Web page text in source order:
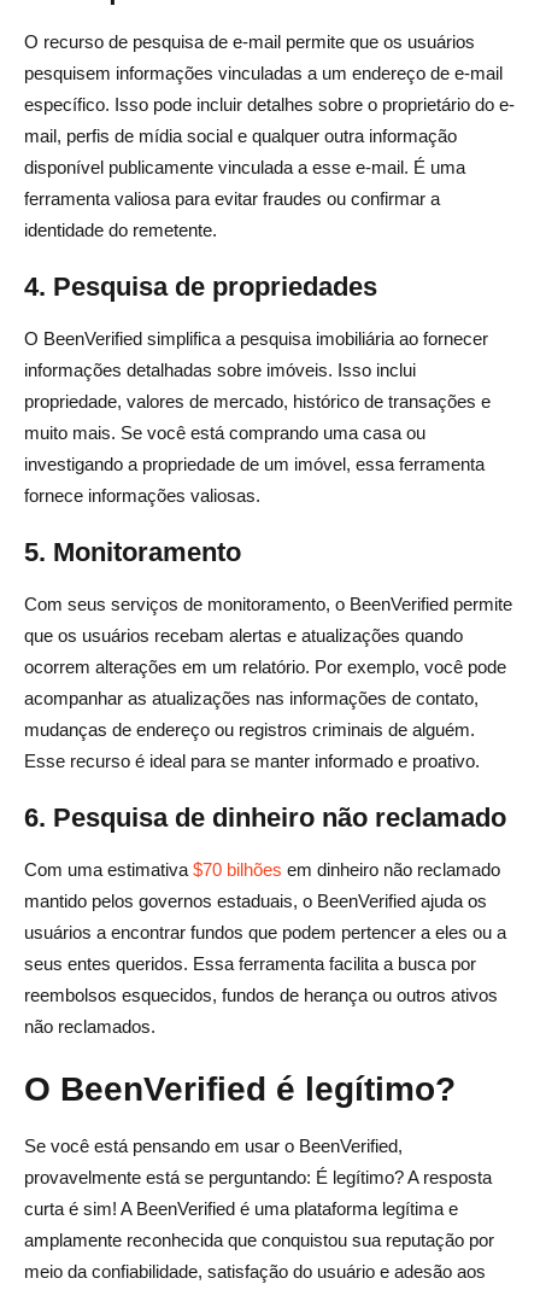
O recurso de pesquisa de e-mail permite que os usuários
pesquisem informações vinculadas a um endereço de e-mail
específico. Isso pode incluir detalhes sobre o proprietário do e-
mail, perfis de mídia social e qualquer outra informação
disponível publicamente vinculada a esse e-mail. É uma
ferramenta valiosa para evitar fraudes ou confirmar a
identidade do remetente.
4. Pesquisa de propriedades
O BeenVerified simplifica a pesquisa imobiliária ao fornecer
informações detalhadas sobre imóveis. Isso inclui
propriedade, valores de mercado, histórico de transações e
muito mais. Se você está comprando uma casa ou
investigando a propriedade de um imóvel, essa ferramenta
fornece informações valiosas.
5. Monitoramento
Com seus serviços de monitoramento, o BeenVerified permite
que os usuários recebam alertas e atualizações quando
ocorrem alterações em um relatório. Por exemplo, você pode
acompanhar as atualizações nas informações de contato,
mudanças de endereço ou registros criminais de alguém.
Esse recurso é ideal para se manter informado e proativo.
6. Pesquisa de dinheiro não reclamado
Com uma estimativa $70 bilhões em dinheiro não reclamado
mantido pelos governos estaduais, o BeenVerified ajuda os
usuários a encontrar fundos que podem pertencer a eles ou a
seus entes queridos. Essa ferramenta facilita a busca por
reembolsos esquecidos, fundos de herança ou outros ativos
não reclamados.
O BeenVerified é legítimo?
Se você está pensando em usar o BeenVerified,
provavelmente está se perguntando: É legítimo? A resposta
curta é sim! A BeenVerified é uma plataforma legítima e
amplamente reconhecida que conquistou sua reputação por
meio da confiabilidade, satisfação do usuário e adesão aos